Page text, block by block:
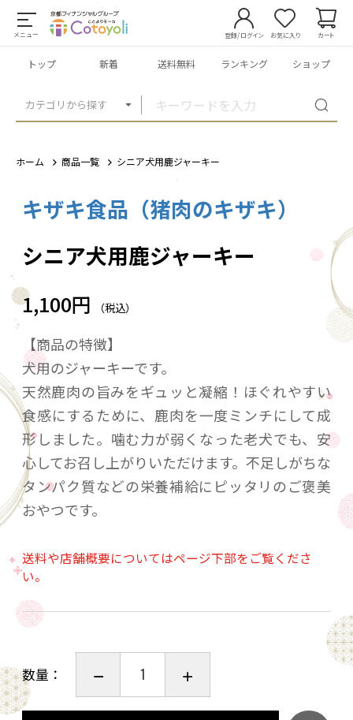
メニュー
カテゴリから探す
登録/ログイン お気に入り カート
トップ 新着 送料無料 ランキング ショップ
ホーム 商品一覧 シニア犬用鹿ジャーキー
キザキ食品（猪肉のキザキ）
シニア犬用鹿ジャーキー
1,100円 （税込）
【商品の特徴】
犬用のジャーキーです。
天然鹿肉の旨みをギュッと凝縮！ほぐれやすい
食感にするために、鹿肉を一度ミンチにして成
形しました。噛む力が弱くなった老犬でも、安
心してお召し上がりいただけます。不足しがちな
タンパク質などの栄養補給にピッタリのご褒美
おやつです。
送料や店舗概要についてはページ下部をご覧くださ
い。
数量：